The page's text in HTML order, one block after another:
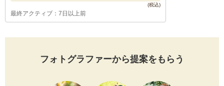
最終アクティブ：7日以上前
フォトグラファーから提案をもらう